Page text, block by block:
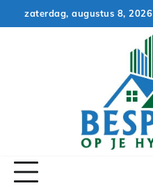
to
zaterdag, augustus 8, 2026